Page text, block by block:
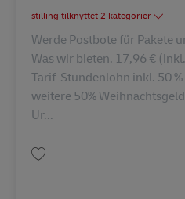
stilling tilknyttet 2 kategorier
Werde Postbote für Pakete
Was wir bieten. 17,96 €
Tarif-Stundenlohn inkl. 50
weitere 50%
Ur...